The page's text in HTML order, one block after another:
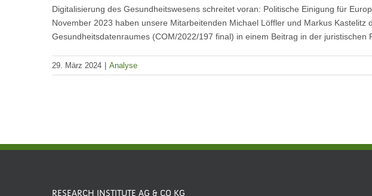
Digitalisierung des Gesundheitswesens schreitet voran: Politische Einigung für
November 2023 haben unsere Mitarbeitenden Michael Löffler und Markus
Gesundheitsdatenraumes (COM/2022/197 final) in einem Beitrag in der
29. März 2024 Analyse
RESEARCH INSTITUTE AG & CO KG